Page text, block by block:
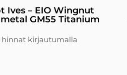
Ives – EIO Wingnut
GM55 Titanium
hinnat kirjautumalla